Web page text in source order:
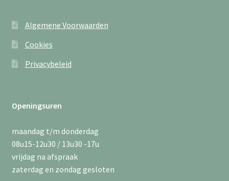
Algemene Voorwaarden
Cookies
Privacybeleid
Openingsuren
maandag t/m donderdag
08u15-12u30 / 13u30 -17u
vrijdag na afspraak
zaterdag en zondag gesloten